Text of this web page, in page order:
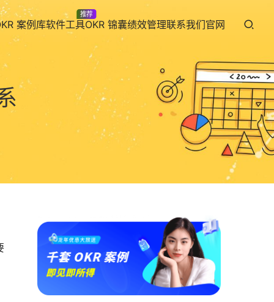
案例库软件工具
推荐
OKR 锦囊绩效管理联系我们官网